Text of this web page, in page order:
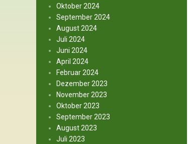
Oktober 2024
September 2024
August 2024
Juli 2024
Juni 2024
April 2024
Februar 2024
Dezember 2023
November 2023
Oktober 2023
September 2023
August 2023
Juli 2023